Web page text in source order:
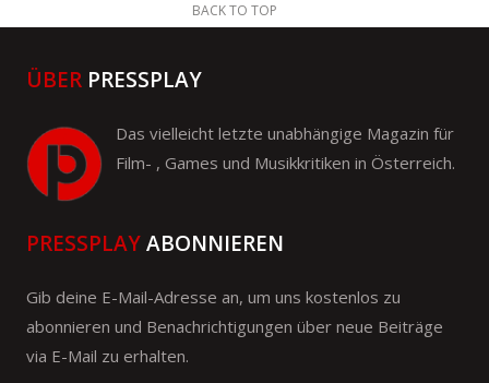
BACK TO TOP
ÜBER PRESSPLAY
Das vielleicht letzte unabhängige Magazin für
Film- , Games und Musikkritiken in Österreich.
PRESSPLAYABONNIEREN
Gib deine E-Mail-Adresse an, um uns kostenlos zu
abonnieren und Benachrichtigungen über neue Beiträge
via E-Mail zu erhalten.